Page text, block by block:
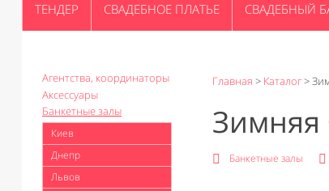
ТЕНДЕР СВАДЕБНОЕ ПЛАТЬЕ СВАДЕБНЫЙ
Агентства, координаторы
Аксессуары
Банкетные залы
Киев
Днепр
Львов
Главная > Каталог>
Зимняя
Банкетные залы